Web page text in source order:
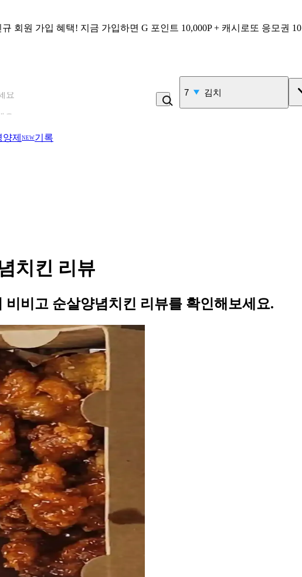
규 회원 가입 혜택! 지금 가입하면 G 포인트 10,000P + 캐시로또 응모권
8 콩국수
양제 NEW기록
치킨 리뷰
비고 순살양념치킨 리뷰를 확인해보세요.